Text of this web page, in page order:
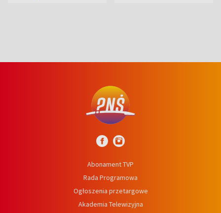
Abonament TVP
Rada Programowa
Ogłoszenia przetargowe
Akademia Telewizyjna